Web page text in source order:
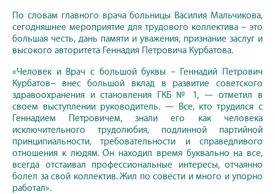
По словам главного врача больницы Василия Мальчикова,
сегодняшнее мероприятие для трудового коллектива – это
большая честь, дань памяти и уважения, признание заслуг и
высокого авторитета Геннадия Петровича Курбатова.
«Человек и Врач с большой буквы – Геннадий Петрович
Курбатов– внес большой вклад в развитие советского
здравоохранения и становления ГКБ № 1, — отметил в
своем выступлении руководитель. — Все, кто трудился с
Геннадием Петровичем, знали его как человека
исключительного трудолюбия, подлинной партийной
принципиальности, требовательности и справедливого
отношения к людям. Он находил время буквально на все,
всегда отстаивал профессиональные интересы, отчаянно
болел за свой коллектив. Жил по совести и много и упорно
работал».